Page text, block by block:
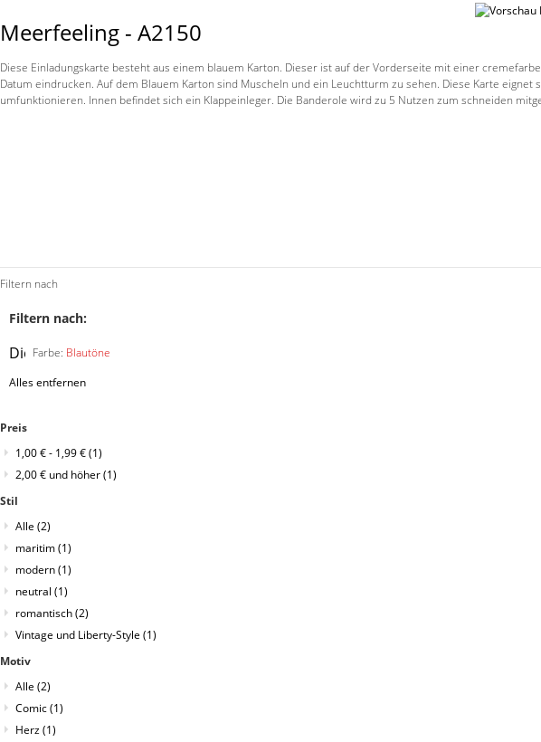
Meerfeeling - A2150
Diese Einladungskarte besteht aus einem blauem Karton. Dieser ist auf der Vorderseite mit einer
Datum eindrucken. Auf dem Blauem Karton sind Muscheln und ein Leuchtturm zu sehen. Diese Karte
umfunktionieren. Innen befindet sich ein Klappeinleger. Die Banderole wird zu 5 Nutzen zum schneiden
Filtern nach
Filtern nach:
Farbe: Blautöne
Diesen
entfernen
Alles entfernen
Preis
1,00 €- 1,99 €(1)
2,00 € und höher(1)
Stil
Alle (2)
maritim(1)
modern(1)
neutral (1)
romantisch(2)
Vintage und Liberty-Style (1)
Motiv
Alle (2)
Comic(1)
Herz(1)